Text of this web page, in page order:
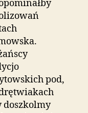
pod,
doszkolmy